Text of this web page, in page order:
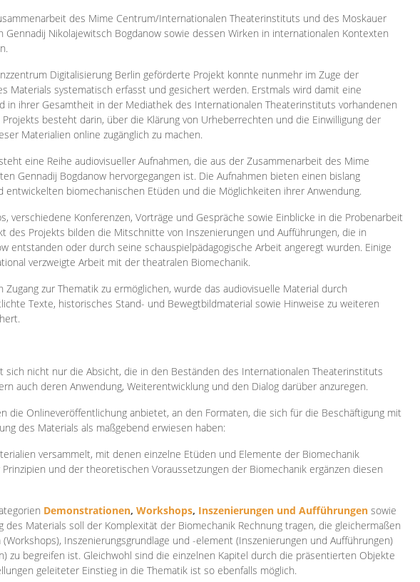
eit des Mime Centrum/Internationalen Theaterinstituts und des Moskauer
Nikolajewitsch Bogdanow sowie dessen Wirken in internationalen Kontexten
Digitalisierung Berlin geförderte Projekt konnte nunmehr im Zuge der
Materials systematisch erfasst und gesichert werden. Erstmals wird damit eine
in ihrer Gesamtheit in der Mediathek des Internationalen Theaterinstituts vorhandenen
besteht darin, über die Klärung von Urheberrechten und die Einwilligung der
Materialien online zugänglich zu machen.
eine Reihe audiovisueller Aufnahmen, die aus der Zusammenarbeit des Mime
Gennadij Bogdanow hervorgegangen ist. Die Aufnahmen bieten einen bislang
entwickelten biomechanischen Etüden und die Möglichkeiten ihrer Anwendung.
verschiedene Konferenzen, Vorträge und Gespräche sowie Einblicke in die Probenarbeit
Projekts bilden die Mitschnitte von Inszenierungen und Aufführungen, die in
entstanden oder durch seine schauspielpädagogische Arbeit angeregt wurden. Einige
verzweigte Arbeit mit der theatralen Biomechanik.
zur Thematik zu ermöglichen, wurde das audiovisuelle Material durch
Texte, historisches Stand- und Bewegtbildmaterial sowie Hinweise zu weiteren
nicht nur die Absicht, die in den Beständen des Internationalen Theaterinstituts
auch deren Anwendung, Weiterentwicklung und den Dialog darüber anzuregen.
die Onlineveröffentlichung anbietet, an den Formaten, die sich für die Beschäftigung mit
des Materials als maßgebend erwiesen haben:
versammelt, mit denen einzelne Etüden und Elemente der Biomechanik
und der theoretischen Voraussetzungen der Biomechanik ergänzen diesen
Demonstrationen, Workshops, Inszenierungen und Aufführungen sowie
des Materials soll der Komplexität der Biomechanik Rechnung tragen, die gleichermaßen
Inszenierungsgrundlage und -element (Inszenierungen und Aufführungen)
zu begreifen ist. Gleichwohl sind die einzelnen Kapitel durch die präsentierten Objekte
geleiteter Einstieg in die Thematik ist so ebenfalls möglich.